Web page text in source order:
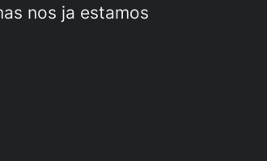
nos ja estamos